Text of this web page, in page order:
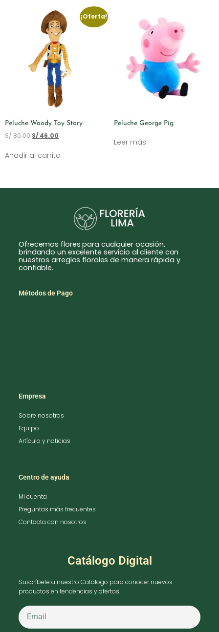
¡Oferta!
Peluche Woody Toy Story
S/80.00 S/ 46.00
Añadir al carrito
Peluche George Pig
Leer más
Ofrecemos flores para cualquier ocasión,
brindando un excelente servicio al cliente con
nuestros arreglos florales de manera rápida y
confiable.
Métodos de Pago
Empresa
Sobre nosotros
Equipo
Artículo y noticias
Centro de ayuda
Mi cuenta
Preguntas más frecuentes
Contacta con nosotros
Catálogo Digital
Suscríbete a nuestro Catálogo para conocer nuevos
productos en tendencias y ofertas.